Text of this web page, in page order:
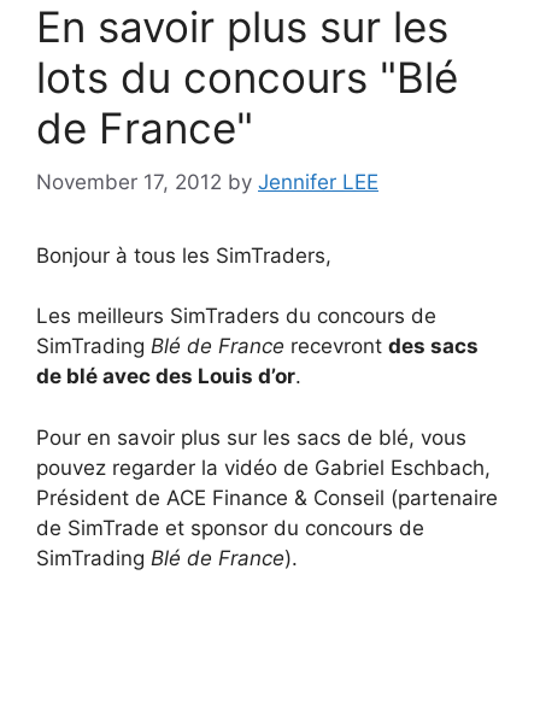
En savoir plus sur les
lots du concours "Blé
de France"
November 17, 2012 by Jennifer LEE
Bonjour à tous les SimTraders,
Les meilleurs SimTraders du concours de
SimTrading Blé de France recevront des sacs
de blé avec des Louis d’or.
Pour en savoir plus sur les sacs de blé, vous
pouvez regarder la vidéo de Gabriel Eschbach,
Président de ACE Finance & Conseil (partenaire
de SimTrade et sponsor du concours de
SimTrading Blé de France).